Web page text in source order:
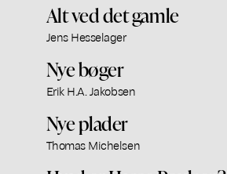
Alt ved det gamle
Jens Hesselager
Nye bøger
Erik H.A. Jakobsen
Nye plader
Thomas Michelsen